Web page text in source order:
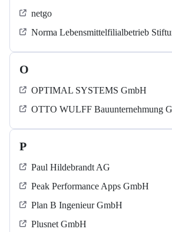
netgo
Norma Lebensmittelfilialbetrieb
O
OPTIMAL SYSTEMS GmbH
OTTO WULFF Bauunternehmung
P
Paul Hildebrandt AG
Peak Performance Apps GmbH
Plan B Ingenieur GmbH
Plusnet GmbH